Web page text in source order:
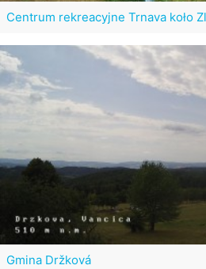
Centrum rekreacyjne Trnava koło
Gmina Držková